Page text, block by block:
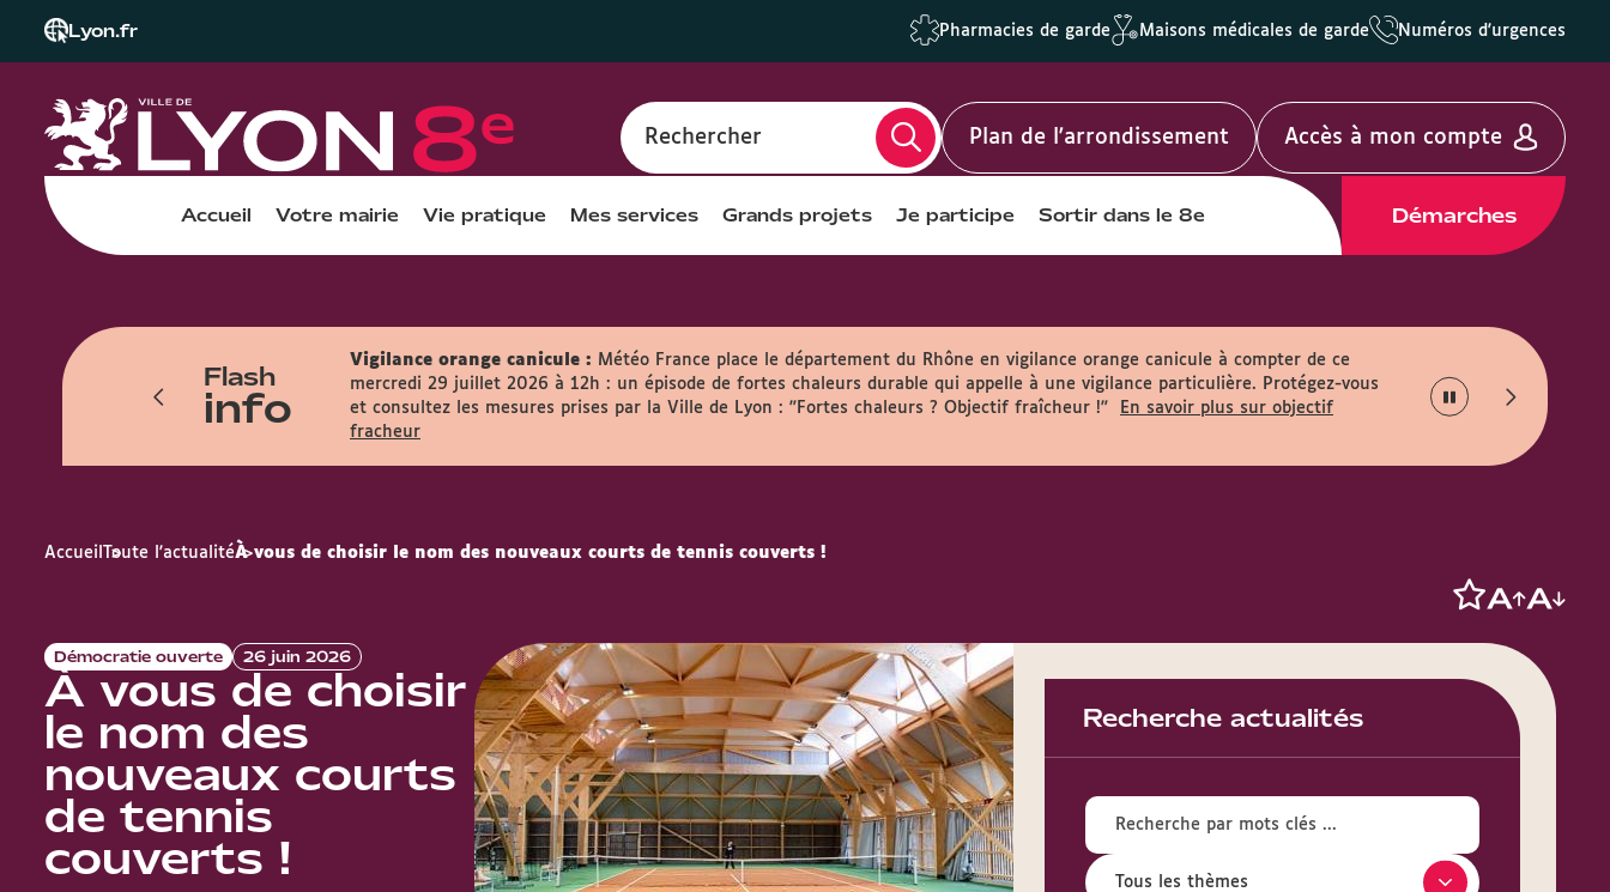
Lyon.fr Pharmacies de garde Maisons médicales de garde Numéros d'urgences
Rechercher Plan de l'arrondissement Accès à mon compte
Accueil Votre mairie Vie pratique Mes services Grands projets Je participe Sortir dans le 8e Démarches
Flash
info
et accueille le public entre 7h45 et
Vigilance orange canicule : Météo France place le département du Rhône en vigilance orange canicule à compter de ce
mercredi 29 juillet 2026 à 12h : un épisode de fortes chaleurs durable qui appelle à une vigilance particulière. Protégez-vous
et consultez les mesures prises par la Ville de Lyon : "Fortes chaleurs ? Objectif fraîcheur !"
En savoir plus sur objectif
fracheur
Accueil Toute l'actualitéÀ vous de choisir le nom des nouveaux courts de tennis couverts !
Démocratie ouverte 26 juin 2026
À vous de choisir
le nom des
nouveaux courts
de tennis
couverts !
Recherche actualités